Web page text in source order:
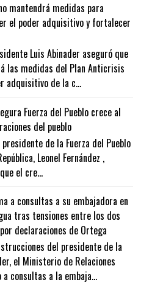
mantendrá medidas para
el poder adquisitivo y fortalecer
Luis Abinader aseguró que
las medidas del Plan Anticrisis
adquisitivo de la c...
Fuerza del Pueblo crece al
del pueblo
de la Fuerza del Pueblo
Leonel Fernández ,
el cre...
a consultas a su embajadora en
tras tensiones entre los dos
declaraciones de Ortega
del presidente de la
el Ministerio de Relaciones
consultas a la embaja...